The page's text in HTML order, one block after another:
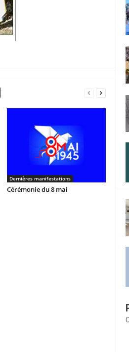
Dernières manifestations
Cérémonie du 8 mai